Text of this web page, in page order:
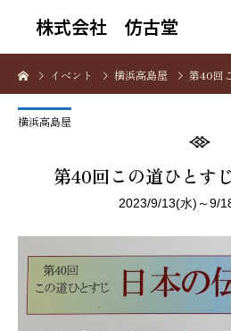
株式会社 仿古堂
イベント 横浜高島屋 第40回
横浜高島屋
第40回この道ひとす
2023/9/13(水)～9/